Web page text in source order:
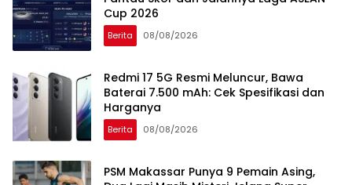
Cup 2026
Berita 08/08/2026
Redmi 17 5G Resmi Meluncur, Bawa
Baterai 7.500 mAh: Cek Spesifikasi dan
Harganya
Berita 08/08/2026
PSM Makassar Punya 9 Pemain Asing,